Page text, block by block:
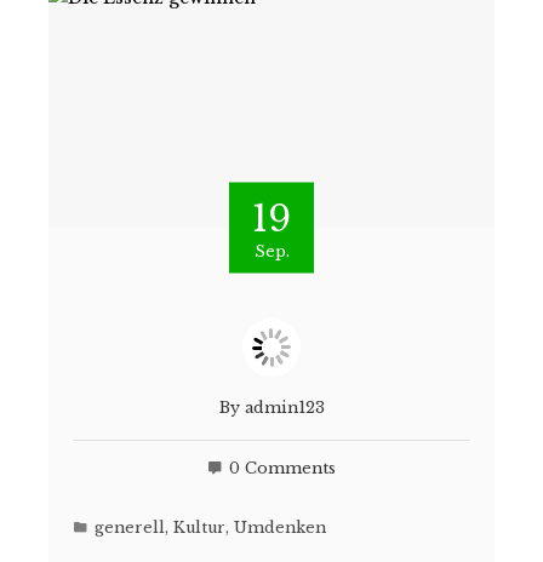
19
Sep.
By admin123
0 Comments
generell , Kultur, Umdenken